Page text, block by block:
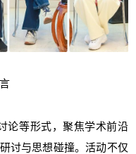
论等形式，聚焦学术前沿
讨与思想碰撞。活动不仅